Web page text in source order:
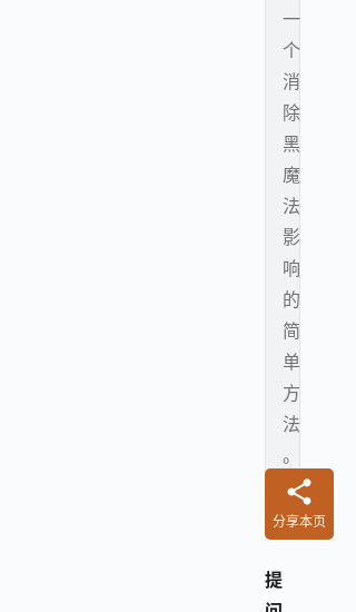
一
个
消
除
黑
魔
法
影
响
的
简
单
方
法
。
提
分享本页